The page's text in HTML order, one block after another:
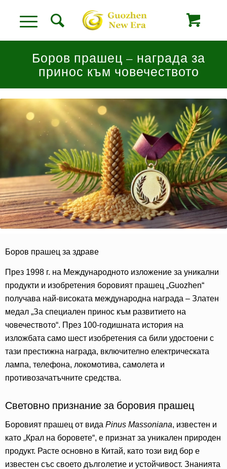
Боров прашец – награда за
принос към човечеството
Боров прашец за здраве
През 1998 г. на Международното изложение за уникални
продукти и изобретения боровият прашец „Guozhen“
получава най-високата международна награда – Златен
медал „За специален принос към развитието на
човечеството“. През 100-годишната история на
изложбата само шест изобретения са били удостоени с
тази престижна награда, включително електрическата
лампа, телефона, локомотива, самолета и
противозачатъчните средства.
Световно признание за боровия прашец
Боровият прашец от вида Pinus Massoniana, известен и
като „Крал на боровете“, е признат за уникален природен
продукт. Расте основно в Китай, като този вид бор е
известен със своето дълголетие и устойчивост. Знанията